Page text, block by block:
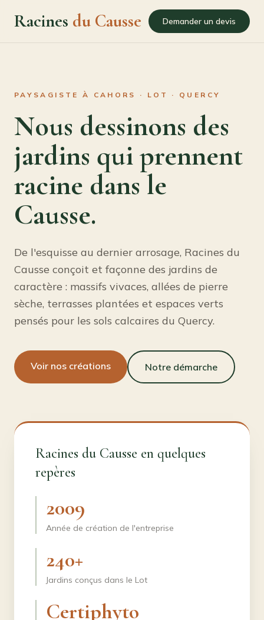
Racines du Causse Demander un devis
PAYSAGISTE À CAHORS · LOT · QUERCY
Nous dessinons des
jardins qui prennent
racine dans le
Causse.
De l'esquisse au dernier arrosage, Racines du
Causse conçoit et façonne des jardins de
caractère : massifs vivaces, allées de pierre
sèche, terrasses plantées et espaces verts
pensés pour les sols calcaires du Quercy.
Voir nos créations Notre démarche
Racines du Causse en quelques
repères
2009
Année de création de l'entreprise
240+
Jardins conçus dans le Lot
Certiphyto